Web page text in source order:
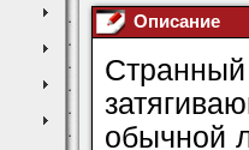
Описание
обычной